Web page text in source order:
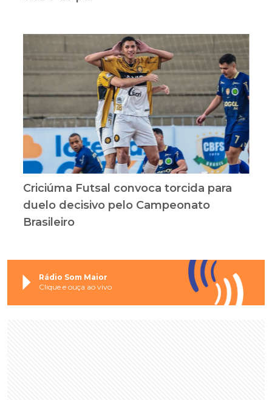
Criciúma Futsal convoca torcida para
duelo decisivo pelo Campeonato
Brasileiro
Rádio Som Maior
Clique e ouça ao vivo